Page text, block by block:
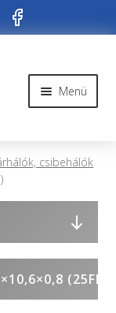
Menü
csibehálók
(25FM)